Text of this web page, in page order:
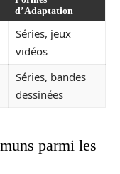
d’Adaptation
Séries, jeux
vidéos
Séries, bandes
dessinées
parmi les